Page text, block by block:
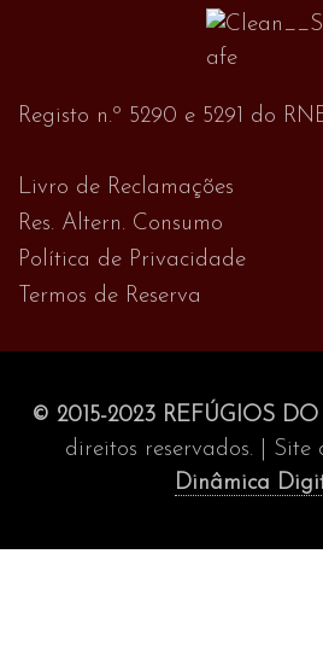
Registo n.º 5290 e 5291 do
Livro de Reclamações
Res. Altern. Consumo
Política de Privacidade
Termos de Reserva
© 2015-2023 REFÚGIOS
direitos reservados. | Site
Dinâmica